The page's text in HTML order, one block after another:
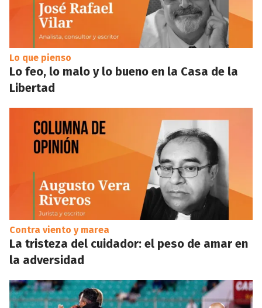
Lo que pienso
Lo feo, lo malo y lo bueno en la Casa de la
Libertad
Contra viento y marea
La tristeza del cuidador: el peso de amar en
la adversidad